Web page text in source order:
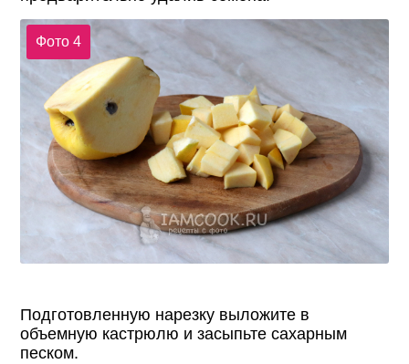
Фото 4
Подготовленную нарезку выложите в
объемную кастрюлю и засыпьте сахарным
песком.